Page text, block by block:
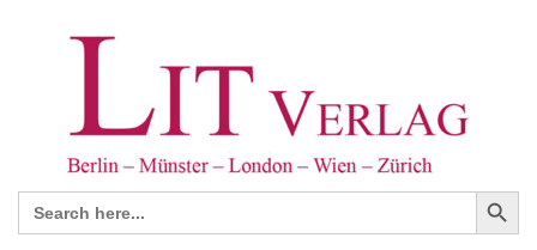
Search
for:
Search Button